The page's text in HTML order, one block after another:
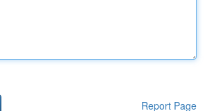
Report Page